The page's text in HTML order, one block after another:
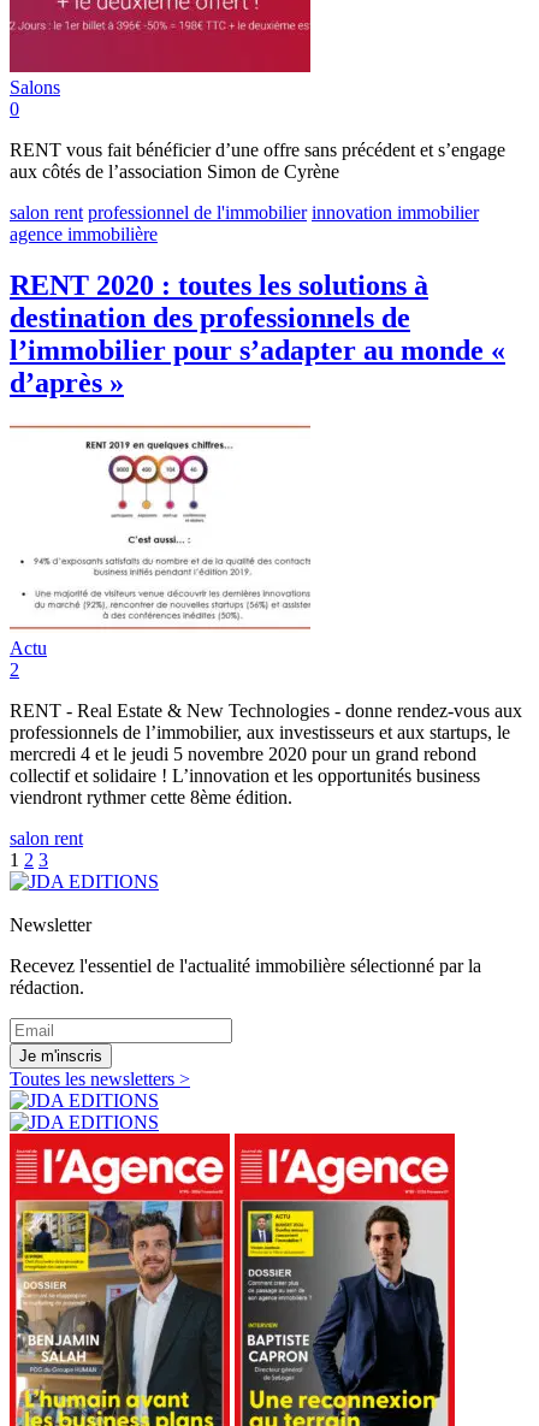
Salons
0
RENT vous fait bénéficier d’une offre sans précédent et s’engage
aux côtés de l’association Simon de Cyrène
salon rent professionnel de l'immobilier innovation immobilier
agence immobilière
RENT 2020 : toutes les solutions à
destination des professionnels de
l’immobilier pour s’adapter au monde «
d’après »
Actu
2
RENT - Real Estate & New Technologies - donne rendez-vous aux
professionnels de l’immobilier, aux investisseurs et aux startups, le
mercredi 4 et le jeudi 5 novembre 2020 pour un grand rebond
collectif et solidaire ! L’innovation et les opportunités business
viendront rythmer cette 8ème édition.
salon rent
1 2 3
Newsletter
Recevez l'essentiel de l'actualité immobilière sélectionné par la
rédaction.
Je m'inscris
Toutes les newsletters >